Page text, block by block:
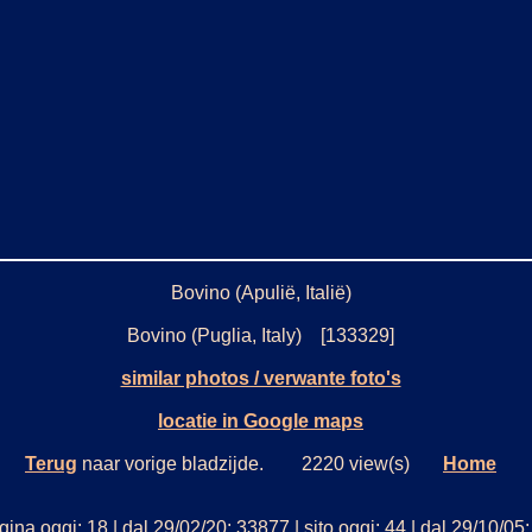
Bovino (Apulië, Italië)
Bovino (Puglia, Italy) [133329]
similar photos / verwante foto's
locatie in Google maps
Terug naar vorige bladzijde. 2220 view(s) Home
oggi: 18 | dal 29/02/20: 33877 | sito oggi: 44 | dal 29/10/